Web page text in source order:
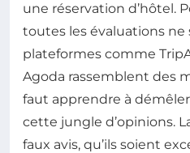
une réservation d’hôtel.
toutes les évaluations ne
plateformes comme
Agoda rassemblent des
faut apprendre à
cette jungle d’opinions.
faux avis, qu’ils soient